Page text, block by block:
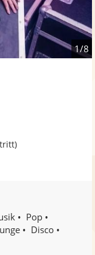
1/8
Pop
Disco